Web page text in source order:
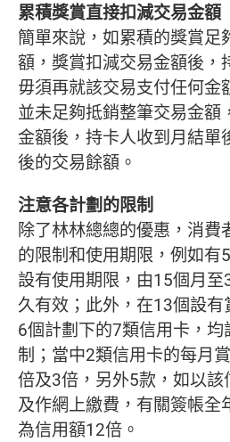
累積獎賞直接扣減交易金額
簡單來說，如累積的獎賞足
額，獎賞扣減交易金額後，
毋須再就該交易支付任何金
並未足夠抵銷整筆交易金額
金額後，持卡人收到月結單
後的交易餘額。
注意各計劃的限制
除了林林總總的優惠，消費
的限制和使用期限，例如有
設有使用期限，由15個月
久有效；此外，在13個設
6個計劃下的7類信用卡，
制；當中2類信用卡的每月
倍及3倍，另外5款，如以該
及作網上繳費，有關簽帳全
為信用額12倍。